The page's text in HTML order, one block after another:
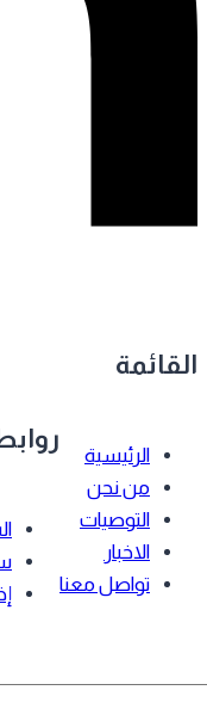
الرئيسية
من نحن
التوصيات
الاخبار
تواصل معنا